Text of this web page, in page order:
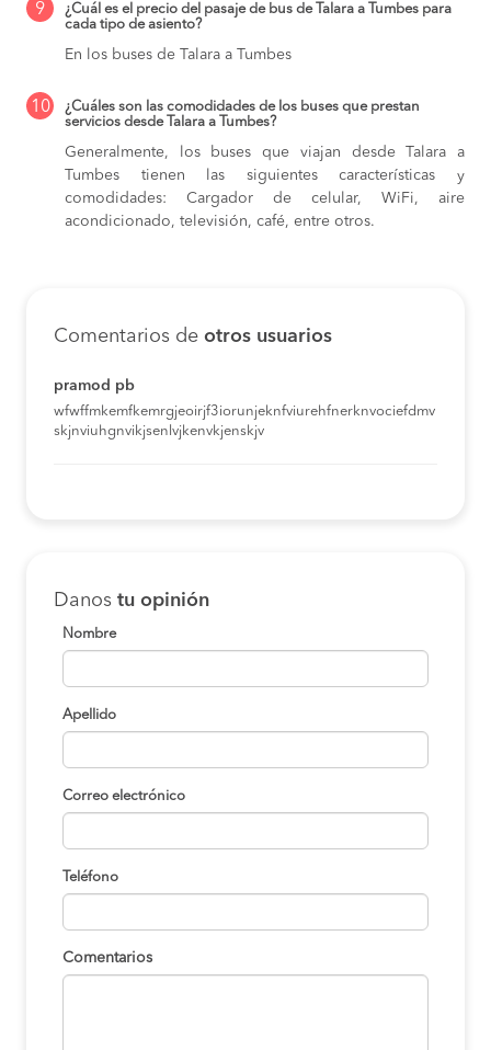
9
¿Cuál es el precio del pasaje de bus de Talara a Tumbes para
cada tipo de asiento?
En los buses de Talara a Tumbes
10
¿Cuáles son las comodidades de los buses que prestan
servicios desde Talara a Tumbes?
Generalmente, los buses que viajan desde Talara a
Tumbes tienen las siguientes características y
comodidades: Cargador de celular, WiFi, aire
acondicionado, televisión, café, entre otros.
Comentarios de otros usuarios
pramod pb
wfwffmkemfkemrgjeoirjf3iorunjeknfviurehfnerknvociefdmv
skjnviuhgnvikjsenlvjkenvkjenskjv
Danos tu opinión
Nombre
Apellido
Correo electrónico
Teléfono
Comentarios